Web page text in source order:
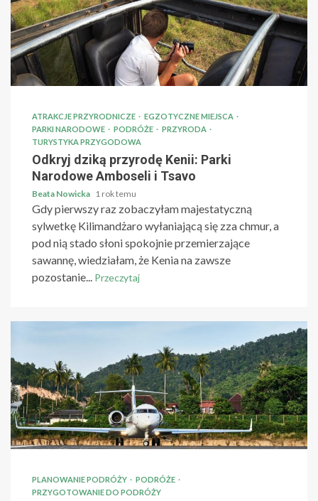
ATRAKCJE PRZYRODNICZE
EGZOTYCZNE MIEJSCA
PARKI NARODOWE
PODRÓŻE
PRZYRODA
TURYSTYKA PRZYGODOWA
Odkryj dziką przyrodę Kenii: Parki
Narodowe Amboseli i Tsavo
Beata Nowicka 1 rok temu
Gdy pierwszy raz zobaczyłam majestatyczną
sylwetkę Kilimandżaro wyłaniającą się zza chmur, a
pod nią stado słoni spokojnie przemierzające
sawannę, wiedziałam, że Kenia na zawsze
pozostanie...
Przeczytaj
PLANOWANIE PODRÓŻY
PODRÓŻE
PRZYGOTOWANIE DO PODRÓŻY